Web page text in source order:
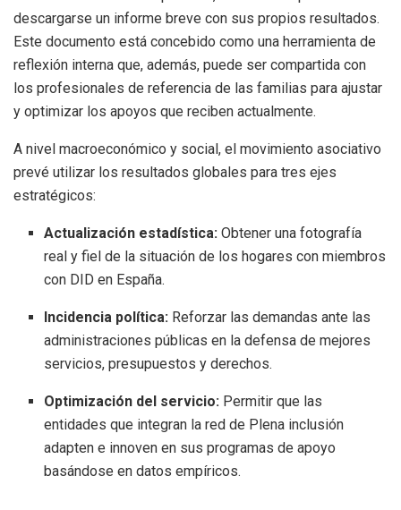
descargarse un informe breve con sus propios resultados.
Este documento está concebido como una herramienta de
reflexión interna que, además, puede ser compartida con
los profesionales de referencia de las familias para ajustar
y optimizar los apoyos que reciben actualmente.
A nivel macroeconómico y social, el movimiento asociativo
prevé utilizar los resultados globales para tres ejes
estratégicos:
Actualización estadística: Obtener una fotografía
real y fiel de la situación de los hogares con miembros
con DID en España.
Incidencia política: Reforzar las demandas ante las
administraciones públicas en la defensa de mejores
servicios, presupuestos y derechos.
Optimización del servicio: Permitir que las
entidades que integran la red de Plena inclusión
adapten e innoven en sus programas de apoyo
basándose en datos empíricos.